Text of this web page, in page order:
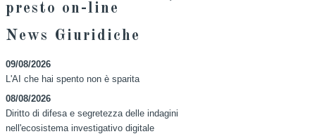
presto on-line
News Giuridiche
09/08/2026
L'AI che hai spento non è sparita
08/08/2026
Diritto di difesa e segretezza delle indagini
nell'ecosistema investigativo digitale